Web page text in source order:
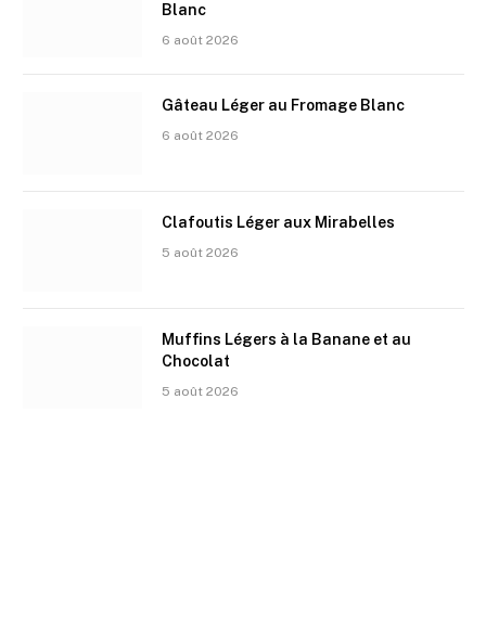
Blanc
6 août 2026
Gâteau Léger au Fromage Blanc
6 août 2026
Clafoutis Léger aux Mirabelles
5 août 2026
Muffins Légers à la Banane et au
Chocolat
5 août 2026